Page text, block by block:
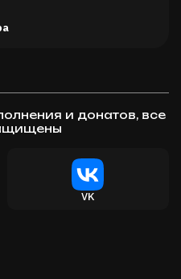
и донатов, все
VK